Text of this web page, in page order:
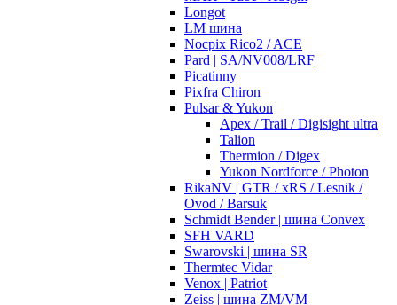
Longot
LM шина
Nocpix Rico2 / ACE
Pard | SA/NV008/LRF
Picatinny
Pixfra Chiron
Pulsar & Yukon
Apex / Trail / Digisight ultra
Talion
Thermion / Digex
Yukon Nordforce / Photon
RikaNV | GTR / xRS / Lesnik /
Ovod / Barsuk
Schmidt Bender | шина Convex
SFH VARD
Swarovski | шина SR
Thermtec Vidar
Venox | Patriot
Zeiss | шина ZM/VM